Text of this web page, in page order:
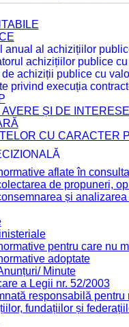
anual al achizițiilor
achizițiilor publice
achiziții publice cu
privind execuția
ȘI DE INTERESE
CU CARACTER
aflate în
de propuneri,
și
pentru care nu
adoptate
Minute
a Legii nr. 52/2003
responsabilă
fundațiilor și